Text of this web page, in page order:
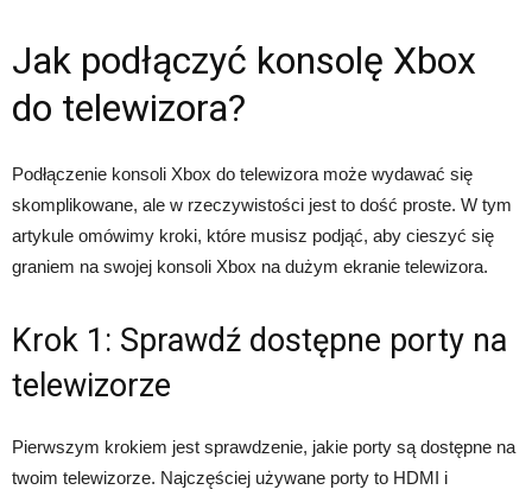
Jak podłączyć konsolę Xbox
do telewizora?
Podłączenie konsoli Xbox do telewizora może wydawać się
skomplikowane, ale w rzeczywistości jest to dość proste. W tym
artykule omówimy kroki, które musisz podjąć, aby cieszyć się
graniem na swojej konsoli Xbox na dużym ekranie telewizora.
Krok 1: Sprawdź dostępne porty na
telewizorze
Pierwszym krokiem jest sprawdzenie, jakie porty są dostępne na
twoim telewizorze. Najczęściej używane porty to HDMI i